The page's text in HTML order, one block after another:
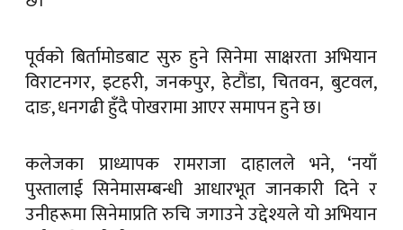
पूर्वको बिर्तामोडबाट सुरु हुने सिनेमा साक्षरता अभियान
विराटनगर, इटहरी, जनकपुर, हेटौंडा, चितवन, बुटवल,
दाङ, धनगढी हुँदै पोखरामा आएर समापन हुने छ।
कलेजका प्राध्यापक रामराजा दाहालले भने, ‘नयाँ
पुस्तालाई सिनेमासम्बन्धी आधारभूत जानकारी दिने र
उनीहरूमा सिनेमाप्रति रुचि जगाउने उद्देश्यले यो अभियान